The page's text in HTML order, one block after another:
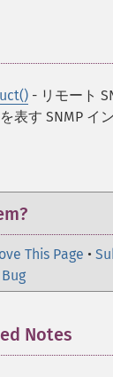
- リモート
表す SNMP イ
This Page •
Notes